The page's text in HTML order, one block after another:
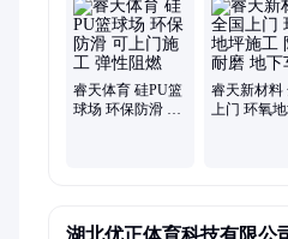
型塑胶跑道
睿天体育 硅PU篮
球场 环保防滑 可
睿天新材料
上门 环氧地
湖北优正体育科技有限公